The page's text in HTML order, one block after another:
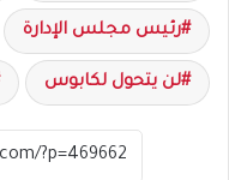
رئيس مجلس الإدارة
لن يتحول لكابوس